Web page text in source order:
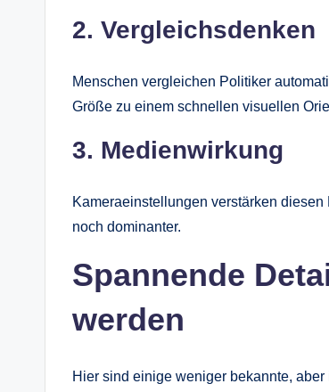
2. Vergleichsdenken
Menschen vergleichen Politiker
Größe zu einem schnellen visuellen
3. Medienwirkung
Kameraeinstellungen verstärken
noch dominanter.
Spannende
werden
Hier sind einige weniger bekannte,